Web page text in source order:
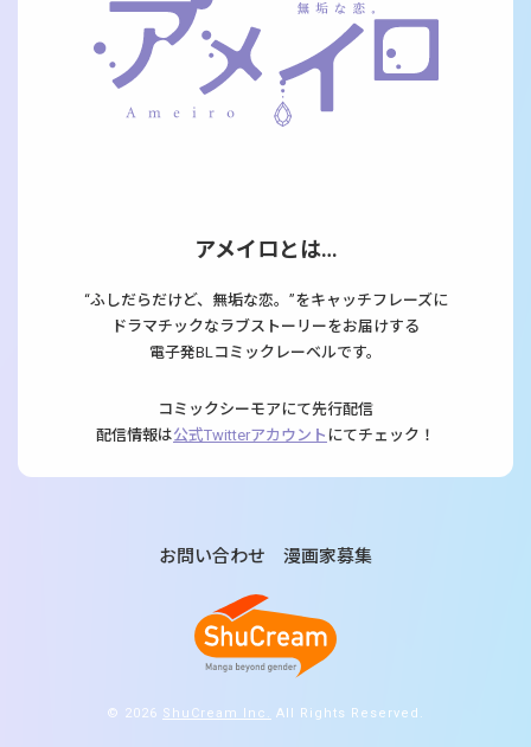
アメイロとは…
“ふしだらだけど、無垢な恋。”をキャッチフレーズに
ドラマチックなラブストーリーをお届けする
電子発BLコミックレーベルです。
コミックシーモアにて先行配信
配信情報は公式Twitterアカウント にてチェック！
お問い合わせ 漫画家募集
© 2026 ShuCream Inc. All Rights Reserved.